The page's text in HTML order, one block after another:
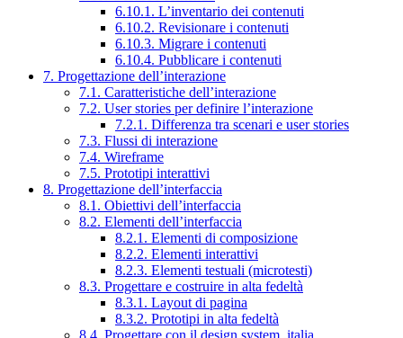
6.10.1. L’inventario dei contenuti
6.10.2. Revisionare i contenuti
6.10.3. Migrare i contenuti
6.10.4. Pubblicare i contenuti
7. Progettazione dell’interazione
7.1. Caratteristiche dell’interazione
7.2. User stories per definire l’interazione
7.2.1. Differenza tra scenari e user stories
7.3. Flussi di interazione
7.4. Wireframe
7.5. Prototipi interattivi
8. Progettazione dell’interfaccia
8.1. Obiettivi dell’interfaccia
8.2. Elementi dell’interfaccia
8.2.1. Elementi di composizione
8.2.2. Elementi interattivi
8.2.3. Elementi testuali (microtesti)
8.3. Progettare e costruire in alta fedeltà
8.3.1. Layout di pagina
8.3.2. Prototipi in alta fedeltà
8.4. Progettare con il design system .italia